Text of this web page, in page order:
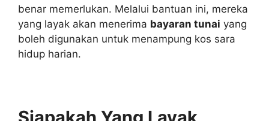
benar memerlukan. Melalui bantuan ini, mereka
yang layak akan menerima bayaran tunai yang
boleh digunakan untuk menampung kos sara
hidup harian.